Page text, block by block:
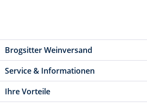
Brogsitter Weinversand
Service & Informationen
Ihre Vorteile